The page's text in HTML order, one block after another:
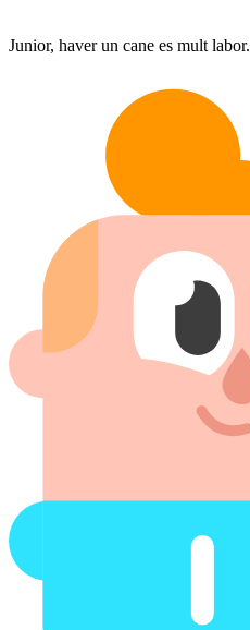
Junior, haver un cane es mult labor.